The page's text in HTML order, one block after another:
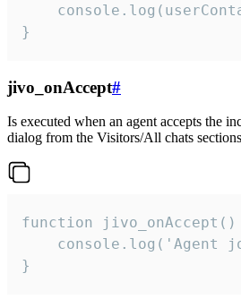
}
jivo_onAccept#
Is executed when an agent accepts the
dialog from the Visitors/All chats
function
}